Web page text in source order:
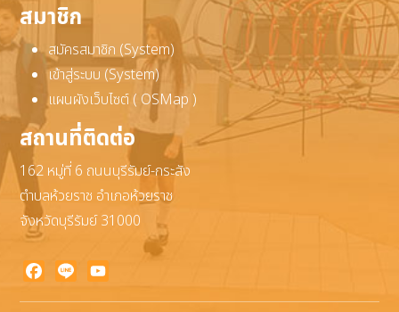
สมาชิก
สมัครสมาชิก (System)
เข้าสู่ระบบ (System)
แผนผังเว็บไซต์ ( OSMap )
สถานที่ติดต่อ
162 หมู่ที่ 6 ถนนบุรีรัมย์-กระสัง
ตำบลห้วยราช อำเภอห้วยราช
จังหวัดบุรีรัมย์ 31000